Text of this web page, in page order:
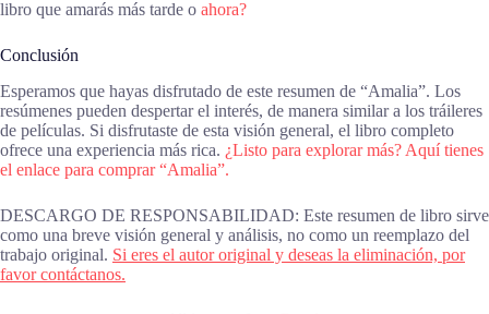
libro que amarás más tarde o ahora?
Conclusión
Esperamos que hayas disfrutado de este resumen de “Amalia”. Los
resúmenes pueden despertar el interés, de manera similar a los tráileres
de películas. Si disfrutaste de esta visión general, el libro completo
ofrece una experiencia más rica. ¿Listo para explorar más? Aquí tienes
el enlace para comprar “Amalia”.
DESCARGO DE RESPONSABILIDAD: Este resumen de libro sirve
como una breve visión general y análisis, no como un reemplazo del
trabajo original. Si eres el autor original y deseas la eliminación, por
favor contáctanos.